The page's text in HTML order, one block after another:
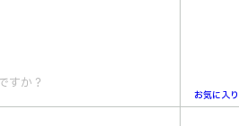
お気に入り
ンダントクリーヴ